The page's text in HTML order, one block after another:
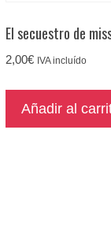
El secuestro de
2,00€ IVA incluído
Añadir al